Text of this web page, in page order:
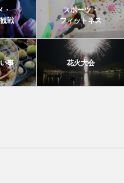
・
戦
スポーツ・
フィットネス
事 花火大会